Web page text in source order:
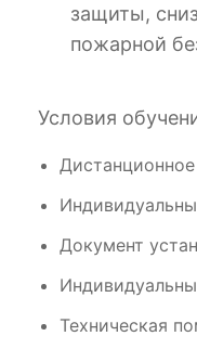
защиты,
пожарной
Условия
Документ
Техническая